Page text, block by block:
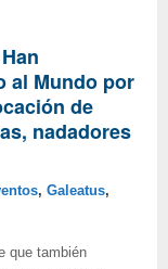
al Mundo por
de
nadadores
, Galeatus,
que también